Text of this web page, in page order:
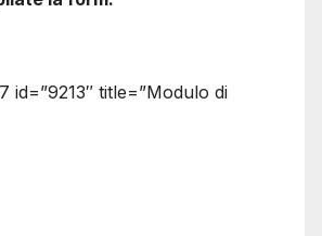
title=”Modulo di